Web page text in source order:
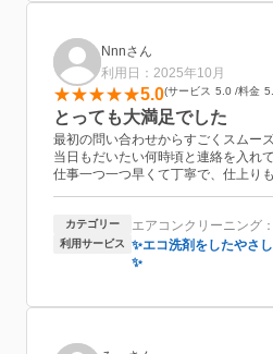
Nnnさん
利用日：2025年10月
5.0 サービス 5.0 料金
とっても大満足でした
最初の問い合わせからすごくスムー
当日もだいたい何時頃と連絡を入れ
仕事一つ一つ早くて丁寧で、仕上り
片付けも早く、まわりの汚れなど一
ています。
次もまたお願いしようと思います
カテゴリー エアコンクリーニング
利用サービス
✨エコ洗剤をしたやさ
✨